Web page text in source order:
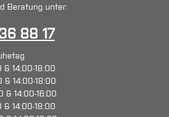
Beratung unter:
88 17
& 14:00-18:00
& 14:00-18:00
& 14:00-16:00
& 14:00-18:00